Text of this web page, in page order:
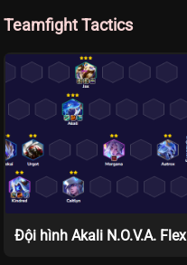
Teamfight Tactics
Đội hình Akali N.O.V.A. Flex